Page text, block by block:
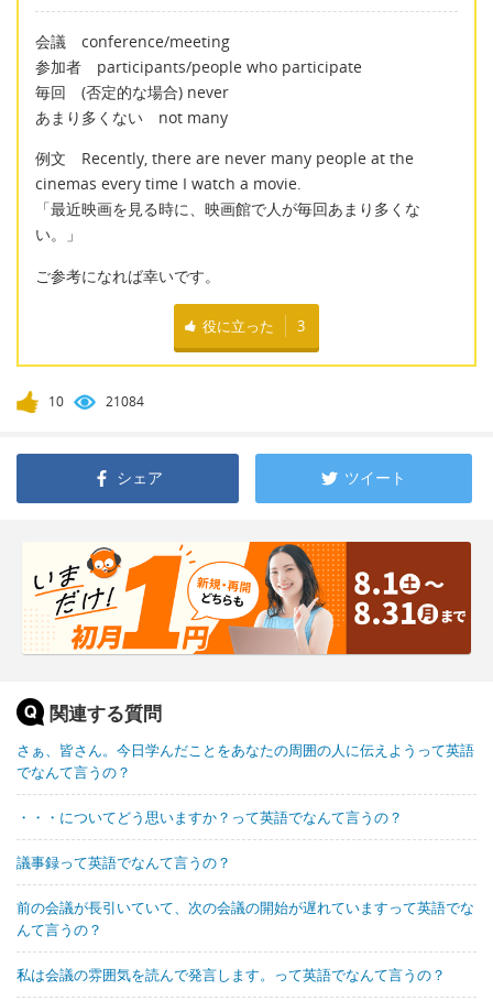
会議 conference/meeting
参加者 participants/people who participate
毎回 (否定的な場合) never
あまり多くない not many
例文 Recently, there are never many people at the
cinemas every time I watch a movie.
「最近映画を見る時に、映画館で人が毎回あまり多くな
い。」
ご参考になれば幸いです。
役に立った 3
10 21084
シェア ツイート
関連する質問
さぁ、皆さん。今日学んだことをあなたの周囲の人に伝えようって英語
でなんて言うの？
・・・についてどう思いますか？って英語でなんて言うの？
議事録って英語でなんて言うの？
前の会議が長引いていて、次の会議の開始が遅れていますって英語でな
んて言うの？
私は会議の雰囲気を読んで発言します。って英語でなんて言うの？